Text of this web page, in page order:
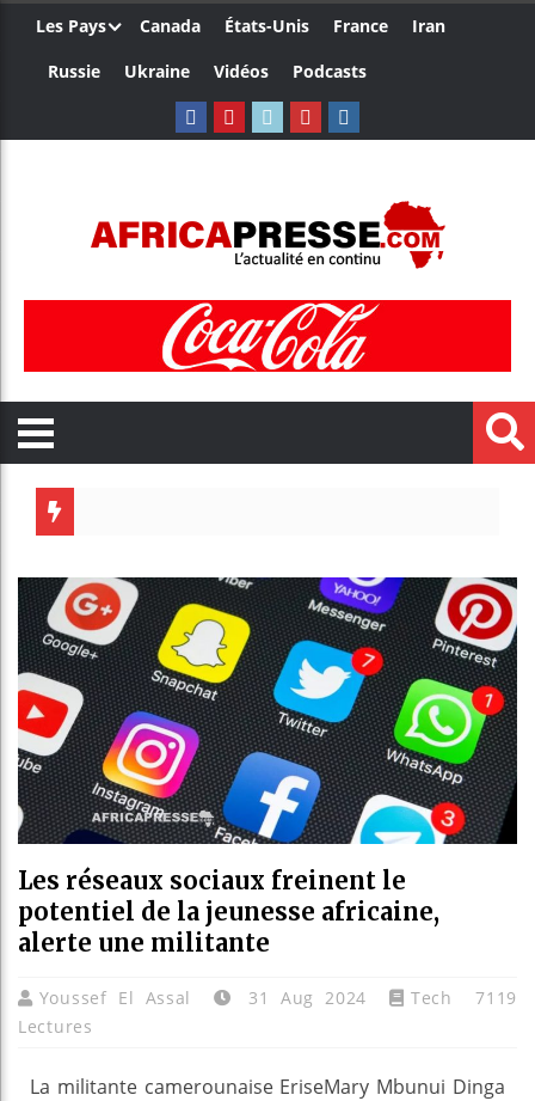
Les Pays Canada États-Unis France
Iran
Russie
Ukraine Vidéos Podcasts
Les réseaux sociaux freinent le
potentiel de la jeunesse africaine,
alerte une militante
Youssef El Assal 31 Aug 2024 Tech
7119
Lectures
La militante camerounaise EriseMary Mbunui Dinga